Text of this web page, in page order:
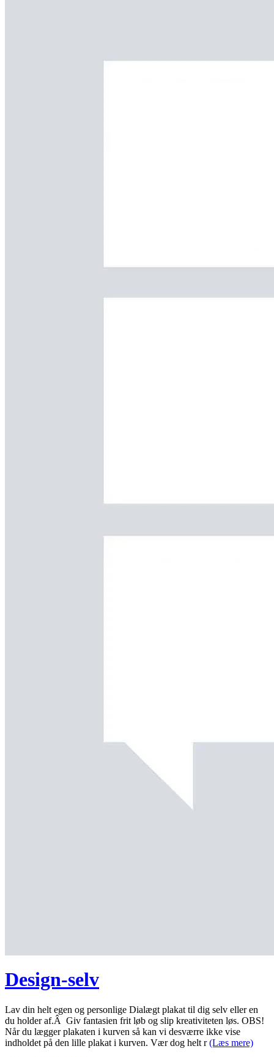
Design-selv
Lav din helt egen og personlige Dialægt plakat til dig selv eller en
du holder af.Â Giv fantasien frit løb og slip kreativiteten løs. OBS!
Når du lægger plakaten i kurven så kan vi desværre ikke vise
indholdet på den lille plakat i kurven. Vær dog helt r(Læs mere)